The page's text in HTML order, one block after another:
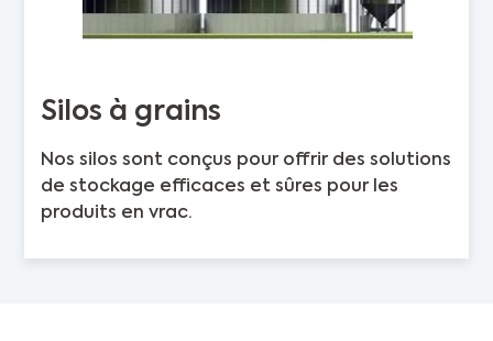
Silos à grains
Nos silos sont conçus pour offrir des solutions
de stockage efficaces et sûres pour les
produits en vrac.